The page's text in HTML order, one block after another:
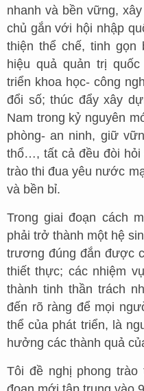
nhanh và bền vững,
chủ gắn với hội nhập
thiện thể chế, tinh gọn
hiệu quả quản trị
triển khoa học- công
đổi số; thúc đẩy xây
Nam trong kỷ nguyên
phòng- an ninh, giữ
thổ…, tất cả đều đòi hỏi
trào thi đua yêu nước
và bền bỉ.
Trong giai đoạn cách
phải trở thành một hệ
trương đúng đắn được
thiết thực; các nhiệm
thành tinh thần trách
đến rõ ràng để mọi
thể của phát triển, là
hưởng các thành quả
Tôi đề nghị phong